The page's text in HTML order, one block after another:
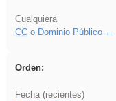
Cualquiera
CCo Dominio Público
Orden:
Fecha (recientes)